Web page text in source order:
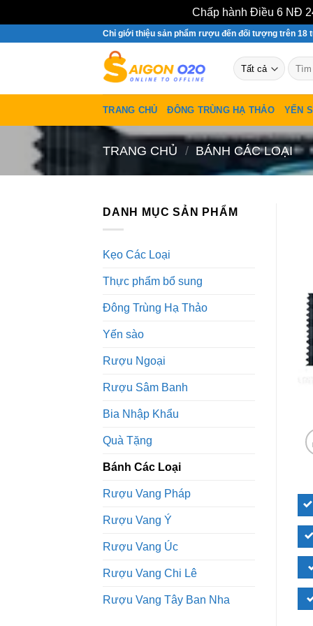
Chấp hành Điều 6 NĐ
Chỉ giới thiệu sản phẩm rượu đến đối tượng trên 18
Tìm
kiếm:
TRANG CHỦ ĐÔNG TRÙNG HẠ THẢO YẾN
TRANG CHỦ / BÁNH CÁC LOẠI
DANH MỤC SẢN PHẨM
Kẹo Các Loại
Thực phẩm bổ sung
Đông Trùng Hạ Thảo
Yến sào
Rượu Ngoại
Rượu Sâm Banh
Bia Nhập Khẩu
Quà Tặng
Bánh Các Loại
Rượu Vang Pháp
Rượu Vang Ý
Rượu Vang Úc
Rượu Vang Chi Lê
Rượu Vang Tây Ban Nha